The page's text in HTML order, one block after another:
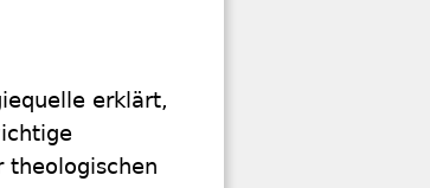
erklärt,
theologischen